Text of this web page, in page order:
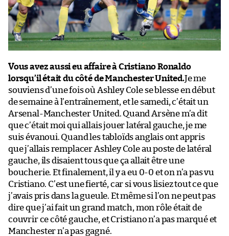
Vous avez aussi eu affaire à Cristiano Ronaldo
lorsqu’il était du côté de Manchester United.Je me
souviens d’une fois où Ashley Cole se blesse en début
de semaine à l’entraînement, et le samedi, c’était un
Arsenal-Manchester United. Quand Arsène m’a dit
que c’était moi qui allais jouer latéral gauche, je me
suis évanoui. Quand les tabloïds anglais ont appris
que j’allais remplacer Ashley Cole au poste de latéral
gauche, ils disaient tous que ça allait être une
boucherie. Et finalement, il y a eu 0-0 et on n’a pas vu
Cristiano. C’est une fierté, car si vous lisiez tout ce que
j’avais pris dans la gueule. Et même si l’on ne peut pas
dire que j’ai fait un grand match, mon rôle était de
couvrir ce côté gauche, et Cristiano n’a pas marqué et
Manchester n’a pas gagné.